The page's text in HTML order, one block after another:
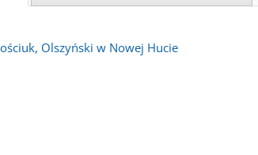
Olszyński w Nowej Hucie